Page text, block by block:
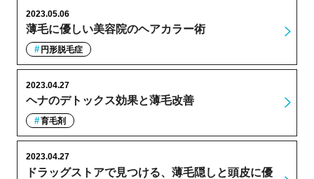
薄毛に優しい美容院のヘアカラー術
2023.05.06
円形脱毛症
ヘナのデトックス効果と薄毛改善
2023.04.27
育毛剤
ドラッグストアで見つける、薄毛隠しと頭皮に優
2023.04.27